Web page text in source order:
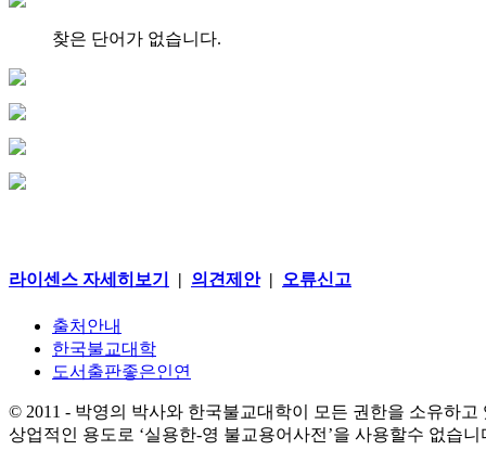
찾은 단어가 없습니다.
라이센스 자세히보기 | 의견제안| 오류신고
출처안내
한국불교대학
도서출판좋은인연
© 2011 - 박영의 박사와 한국불교대학이 모든 권한을 소유하고
상업적인 용도로 ‘실용한-영 불교용어사전’을 사용할수 없습니